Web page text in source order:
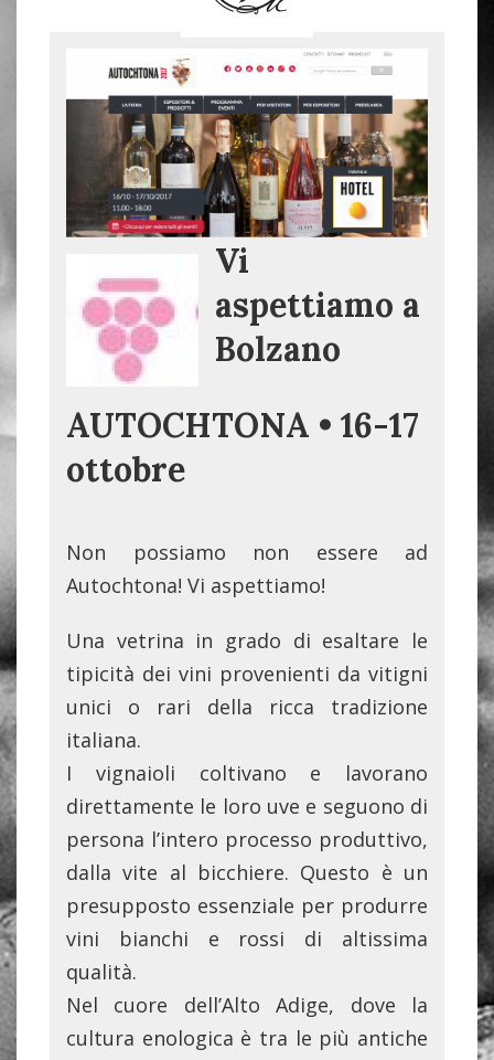
Vi
aspettiamo a
Bolzano
AUTOCHTONA • 16-17
ottobre
Non possiamo non essere ad
Autochtona! Vi aspettiamo!
Una vetrina in grado di esaltare le
tipicità dei vini provenienti da vitigni
unici o rari della ricca tradizione
italiana.
I vignaioli coltivano e lavorano
direttamente le loro uve e seguono di
persona l’intero processo produttivo,
dalla vite al bicchiere. Questo è un
presupposto essenziale per produrre
vini bianchi e rossi di altissima
qualità.
Nel cuore dell’Alto Adige, dove la
cultura enologica è tra le più antiche